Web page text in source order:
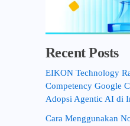
Recent Posts
EIKON Technology
Competency Google
Adopsi Agentic AI di
Cara Menggunakan